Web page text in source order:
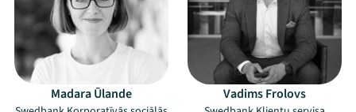
Madara Ūlande Vadims Frolovs